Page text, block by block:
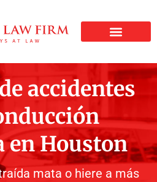
accidentes
en Houston
mata o hiere a más